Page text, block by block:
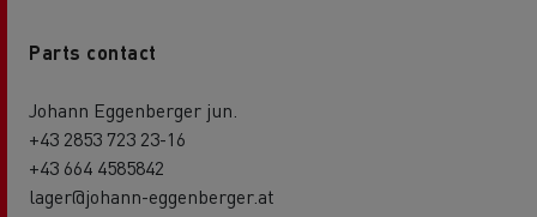
Parts contact
Johann Eggenberger jun.
+43 2853 723 23-16
+43 664 4585842
lager@johann-eggenberger.at